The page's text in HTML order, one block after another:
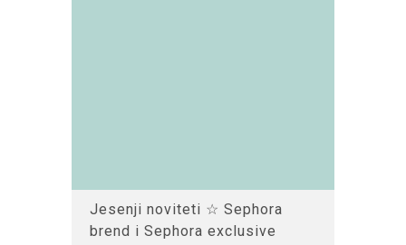
Jesenji noviteti ☆ Sephora
brend i Sephora exclusive